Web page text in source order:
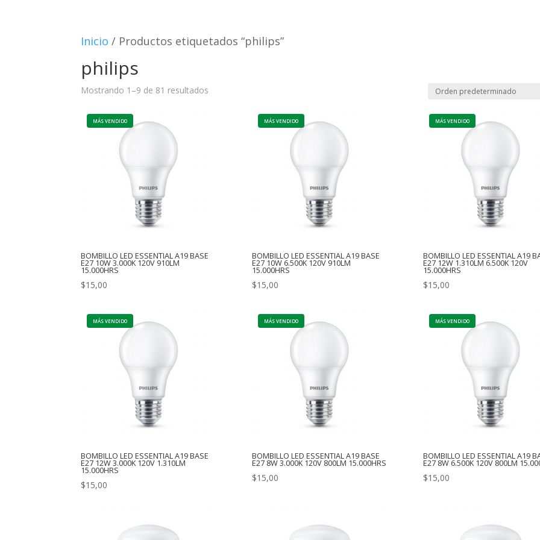
Inicio / Productos etiquetados “philips”
philips
Mostrando 1–9 de 81 resultados
BOMBILLO LED ESSENTIAL A19 BASE
E27 10W 3.000K 120V 910LM
15.000HRS
$15,00
BOMBILLO LED ESSENTIAL A19 BASE
E27 10W 6.500K 120V 910LM
15.000HRS
$15,00
BOMBILLO LED ESSENTIAL A19
E27 12W 1.310LM 6.500K 120V
15.000HRS
$15,00
BOMBILLO LED ESSENTIAL A19 BASE
E27 12W 3.000K 120V 1.310LM
15.000HRS
$15,00
BOMBILLO LED ESSENTIAL A19 BASE
E27 8W 3.000K 120V 800LM 15.000HRS
$15,00
BOMBILLO LED ESSENTIAL A19
E27 8W 6.500K 120V 800LM
$15,00